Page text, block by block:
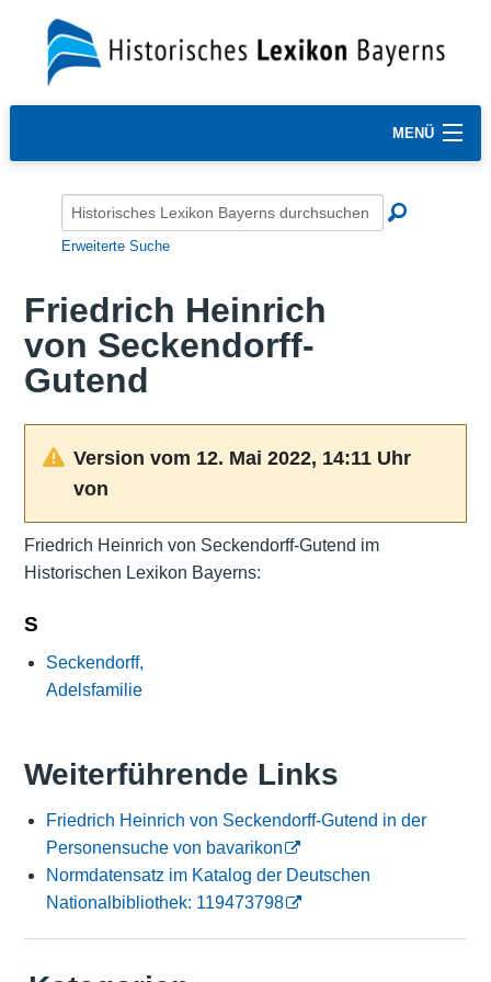
MENÜ
Erweiterte Suche
Friedrich Heinrich
von Seckendorff-
Gutend
Version vom 12. Mai 2022, 14:11 Uhr
von
Friedrich Heinrich von Seckendorff-Gutend im
Historischen Lexikon Bayerns:
S
Seckendorff,
Adelsfamilie
Weiterführende Links
Friedrich Heinrich von Seckendorff-Gutend in der
Personensuche von bavarikon
Normdatensatz im Katalog der Deutschen
Nationalbibliothek: 119473798